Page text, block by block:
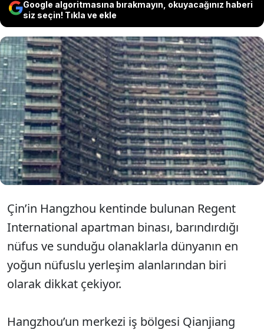
Google algoritmasına bırakmayın, okuyacağınız haberi
siz seçin! Tıkla ve ekle
Çin’in Hangzhou kentinde bulunan 206 metre
yüksekliğindeki Regent International binası,
yaklaşık 20 bin kişilik nüfusuyla dünyanın en
yoğun yerleşim alanlarından biri haline geldi.
Bina sakinleri dışarı çıkmadan tüm ihtiyaçlarını
karşılayabiliyor.
Çin’in Hangzhou kentinde bulunan Regent
International apartman binası, barındırdığı
nüfus ve sunduğu olanaklarla dünyanın en
yoğun nüfuslu yerleşim alanlarından biri
olarak dikkat çekiyor.
Hangzhou’un merkezi iş bölgesi Qianjiang